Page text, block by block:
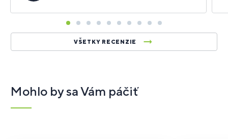
VŠETKY RECENZIE
Mohlo by sa Vám páčiť